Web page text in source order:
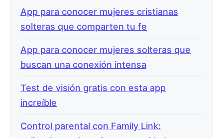
App para conocer mujeres cristianas
solteras que comparten tu fe
App para conocer mujeres solteras que
buscan una conexión intensa
Test de visión gratis con esta app
increíble
Control parental con Family Link: